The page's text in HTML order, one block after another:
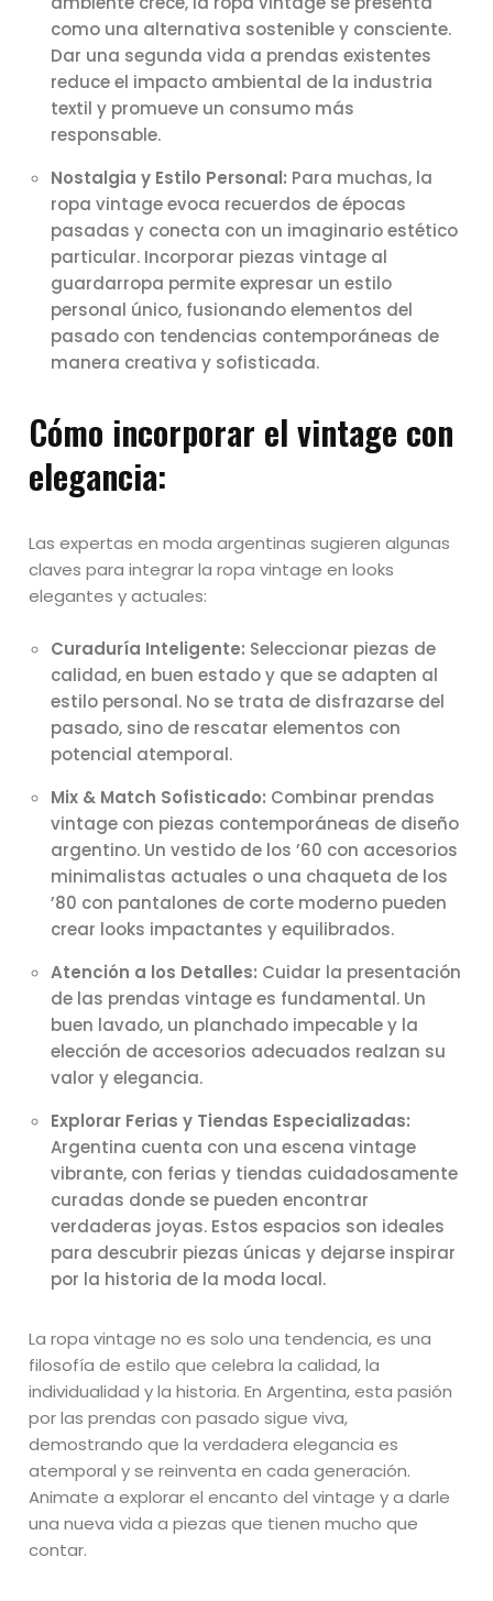
como una alternativa sostenible y consciente.
Dar una segunda vida a prendas existentes
reduce el impacto ambiental de la industria
textil y promueve un consumo más
responsable.
Nostalgia y Estilo Personal: Para muchas, la
ropa vintage evoca recuerdos de épocas
pasadas y conecta con un imaginario estético
particular. Incorporar piezas vintage al
guardarropa permite expresar un estilo
personal único, fusionando elementos del
pasado con tendencias contemporáneas de
manera creativa y sofisticada.
Cómo incorporar el vintage con
elegancia:
Las expertas en moda argentinas sugieren algunas
claves para integrar la ropa vintage en looks
elegantes y actuales:
Curaduría Inteligente: Seleccionar piezas de
calidad, en buen estado y que se adapten al
estilo personal. No se trata de disfrazarse del
pasado, sino de rescatar elementos con
potencial atemporal.
Mix & Match Sofisticado: Combinar prendas
vintage con piezas contemporáneas de diseño
argentino. Un vestido de los ’60 con accesorios
minimalistas actuales o una chaqueta de los
’80 con pantalones de corte moderno pueden
crear looks impactantes y equilibrados.
Atención a los Detalles: Cuidar la presentación
de las prendas vintage es fundamental. Un
buen lavado, un planchado impecable y la
elección de accesorios adecuados realzan su
valor y elegancia.
Explorar Ferias y Tiendas Especializadas:
Argentina cuenta con una escena vintage
vibrante, con ferias y tiendas cuidadosamente
curadas donde se pueden encontrar
verdaderas joyas. Estos espacios son ideales
para descubrir piezas únicas y dejarse inspirar
por la historia de la moda local.
La ropa vintage no es solo una tendencia, es una
filosofía de estilo que celebra la calidad, la
individualidad y la historia. En Argentina, esta pasión
por las prendas con pasado sigue viva,
demostrando que la verdadera elegancia es
atemporal y se reinventa en cada generación.
Animate a explorar el encanto del vintage y a darle
una nueva vida a piezas que tienen mucho que
contar.